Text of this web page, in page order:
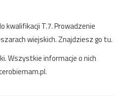
kwalifikacji T.7. Prowadzenie
wiejskich. Znajdziesz go tu.
Wszystkie informacje o nich
.